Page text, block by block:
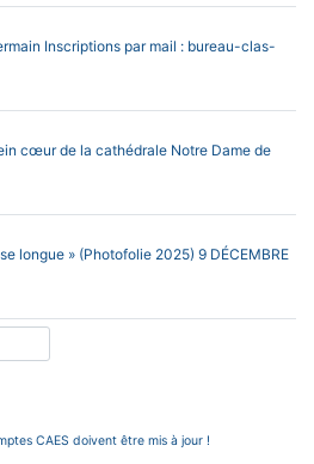
Inscriptions par mail : bureau-clas-
cœur de la cathédrale Notre Dame de
longue » (Photofolie 2025) 9 DÉCEMBRE
CAES doivent être mis à jour !